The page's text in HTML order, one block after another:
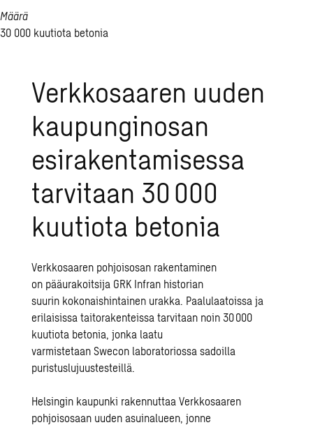
Määrä
30 000 kuutiota betonia
Verkkosaaren uuden
kaupunginosan
esirakentamisessa
tarvitaan 30 000
kuutiota betonia
Verkkosaaren pohjoisosan rakentaminen
on pääurakoitsija GRK Infran historian
suurin kokonaishintainen urakka. Paalulaatoissa ja
erilaisissa taitorakenteissa tarvitaan noin 30 000
kuutiota betonia, jonka laatu
varmistetaan Swecon laboratoriossa sadoilla
puristuslujuustesteillä.
Helsingin kaupunki rakennuttaa Verkkosaaren
pohjoisosaan uuden asuinalueen, jonne